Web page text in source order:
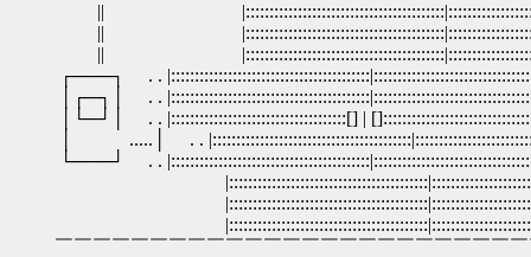
||
||
||
┌───┐ . .
│┌─┐│ . .
│└─┘│ . . |:::::::::::::::::::::::::::::::::::::[] |
│ .....│ . .
└───┘ . .
￣￣￣￣￣￣￣￣￣￣￣￣￣￣￣￣￣￣￣￣￣￣￣￣